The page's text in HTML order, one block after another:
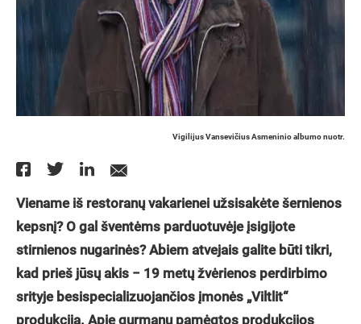
Vigilijus Vansevičius Asmeninio albumo nuotr.
Viename iš restoranų vakarienei užsisakėte šernienos
kepsnį? O gal šventėms parduotuvėje įsigijote
stirnienos nugarinės? Abiem atvejais galite būti tikri,
kad prieš jūsų akis − 19 metų žvėrienos perdirbimo
srityje besispecializuojančios įmonės „Viltlit“
produkcija. Apie gurmanų pamėgtos produkcijos